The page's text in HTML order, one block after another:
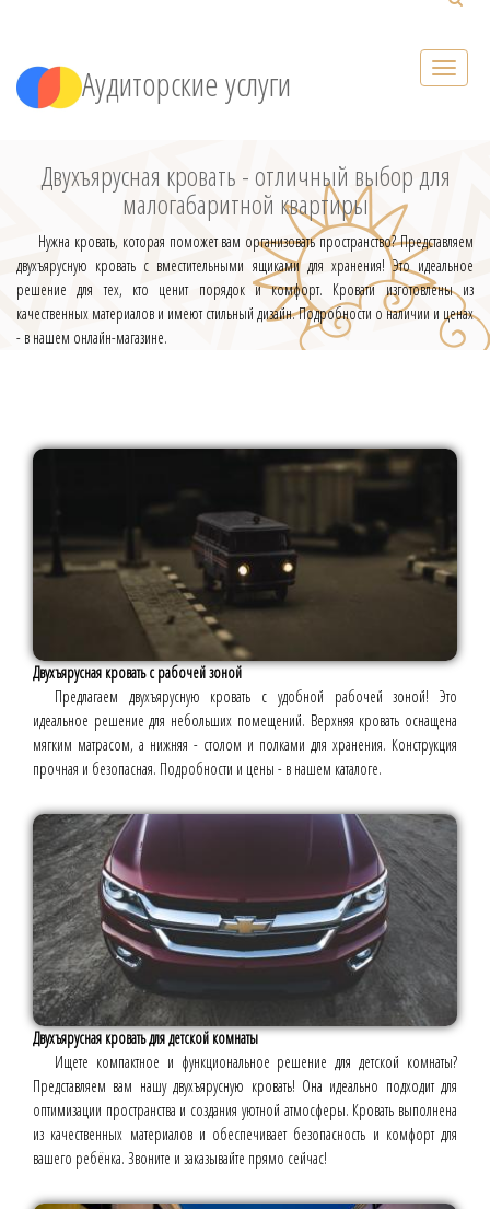
Аудиторские услуги
Двухъярусная кровать - отличный выбор для
малогабаритной квартиры
Нужна кровать, которая поможет вам организовать пространство? Представляем
двухъярусную кровать с вместительными ящиками для хранения! Это идеальное
решение для тех, кто ценит порядок и комфорт. Кровати изготовлены из
качественных материалов и имеют стильный дизайн. Подробности о наличии и ценах
- в нашем онлайн-магазине.
Двухъярусная кровать с рабочей зоной
Предлагаем двухъярусную кровать с удобной рабочей зоной! Это
идеальное решение для небольших помещений. Верхняя кровать оснащена
мягким матрасом, а нижняя - столом и полками для хранения. Конструкция
прочная и безопасная. Подробности и цены - в нашем каталоге.
Двухъярусная кровать для детской комнаты
Ищете компактное и функциональное решение для детской комнаты?
Представляем вам нашу двухъярусную кровать! Она идеально подходит для
оптимизации пространства и создания уютной атмосферы. Кровать выполнена
из качественных материалов и обеспечивает безопасность и комфорт для
вашего ребёнка. Звоните и заказывайте прямо сейчас!